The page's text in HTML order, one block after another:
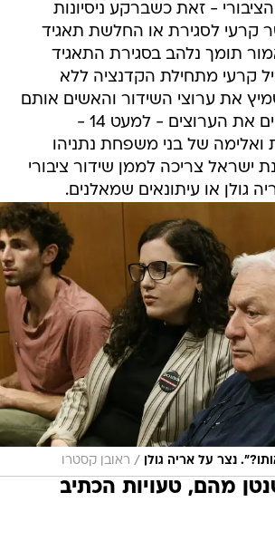
- זאת כשברקע ניסיונות
קרעי לסגירת או החלשת תאגיד
תומך נלהב בסגירת התאגיד
קרעי מתחילת הקדנציה ללא
את ערוצי השידור והאשים אותם
בהפקרות, האשים את הערוצים - למעט 14 -
ואלימה של בני משפחת נתניהו
ישראל צריכה לממן שידור ציבורי
גולן או עיתונאים שמאלנים.
נצר על אריה גולן / ראובן קסטרו
מהם, טעויות הכתיב